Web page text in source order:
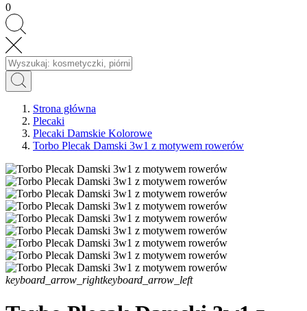
0
Strona główna
Plecaki
Plecaki Damskie Kolorowe
Torbo Plecak Damski 3w1 z motywem rowerów
keyboard_arrow_rightkeyboard_arrow_left